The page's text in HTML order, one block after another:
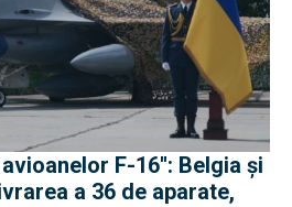
F-16'': Belgia și
a 36 de aparate,